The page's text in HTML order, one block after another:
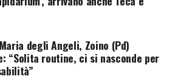
degli Angeli, Zoino (Pd)
“Solita routine, ci si nasconde per